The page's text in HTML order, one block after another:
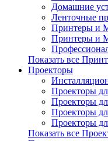
Домашние
Ленточные
Принтеры и
Принтеры и
Показать все
Проекторы
Проекторы
Проекторы
Проекторы
Проекторы
Показать все